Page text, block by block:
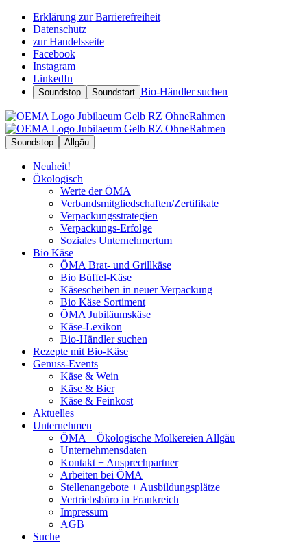
Erklärung zur Barrierefreiheit
Datenschutz
zur Handelsseite
Facebook
Instagram
LinkedIn
Soundstop Soundstart Bio-Händler suchen
Soundstop Allgäu
Neuheit!
Ökologisch
Werte der ÖMA
Verbandsmitgliedschaften/Zertifikate
Verpackungsstrategien
Verpackungs-Erfolge
Soziales Unternehmertum
Bio Käse
ÖMA Brat- und Grillkäse
Bio Büffel-Käse
Käsescheiben in neuer Verpackung
Bio Käse Sortiment
ÖMA Jubiläumskäse
Käse-Lexikon
Bio-Händler suchen
Rezepte mit Bio-Käse
Genuss-Events
Käse & Wein
Käse & Bier
Käse & Feinkost
Aktuelles
Unternehmen
ÖMA – Ökologische Molkereien Allgäu
Unternehmensdaten
Kontakt + Ansprechpartner
Arbeiten bei ÖMA
Stellenangebote + Ausbildungsplätze
Vertriebsbüro in Frankreich
Impressum
AGB
Suche